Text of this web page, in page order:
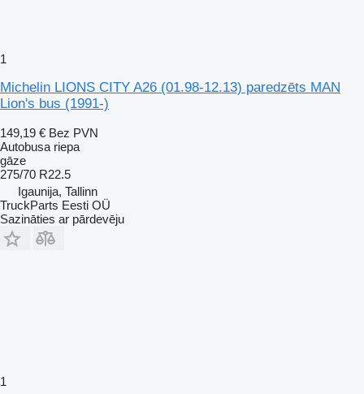
1
Michelin LIONS CITY A26 (01.98-12.13) paredzēts MAN
Lion's bus (1991-)
149,19 € Bez PVN
Autobusa riepa
gāze
275/70 R22.5
Igaunija, Tallinn
TruckParts Eesti OÜ
Sazināties ar pārdevēju
1